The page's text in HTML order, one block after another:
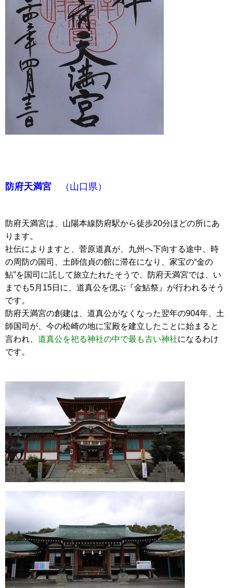
防府天満宮 （山口県）
防府天満宮は、山陽本線防府駅から徒歩20分ほどの所にあ
ります。
社伝によりますと、菅原道真が、九州へ下向する途中、時
の周防の国司、土師信貞の館に滞在になり、家宝の“金の
鮎”を国司に託して旅立たれたそうで、防府天満宮では、い
までも5月15日に、道真公を偲ぶ『金鮎祭』が行われるそう
です。
防府天満宮の創建は、道真公がなくなった翌年の904年、土
師国司が、今の松崎の地に宝殿を建立したことに始まると
言われ、 道真公を祀る神社の中で最も古い神社になるわけ
です。